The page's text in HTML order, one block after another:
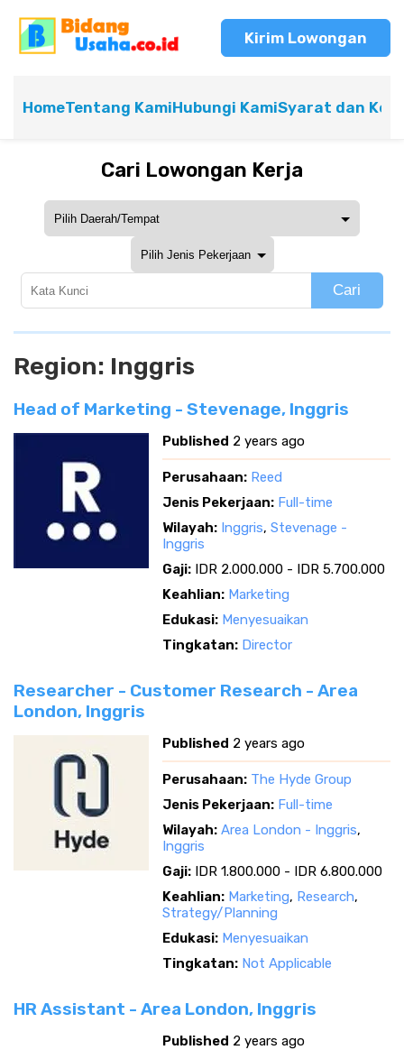
Kirim Lowongan
HomeTentang KamiHubungi KamiSyarat dan
Cari Lowongan Kerja
Cari
Region: Inggris
Head of Marketing - Stevenage, Inggris
Published 2 years ago
Perusahaan: Reed
Jenis Pekerjaan: Full-time
Wilayah: Inggris, Stevenage -
Inggris
Gaji: IDR 2.000.000 - IDR 5.700.000
Keahlian: Marketing
Edukasi: Menyesuaikan
Tingkatan: Director
Researcher - Customer Research - Area
London, Inggris
Published 2 years ago
Perusahaan: The Hyde Group
Jenis Pekerjaan: Full-time
Wilayah: Area London - Inggris,
Inggris
Gaji: IDR 1.800.000 - IDR 6.800.000
Keahlian: Marketing, Research,
Strategy/Planning
Edukasi: Menyesuaikan
Tingkatan: Not Applicable
HR Assistant - Area London, Inggris
Published 2 years ago